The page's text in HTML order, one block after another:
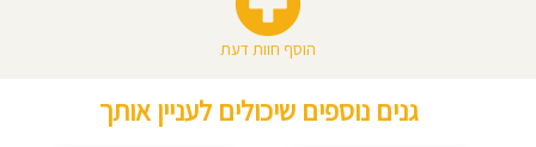
הוסף חוות דעת
גנים נוספים שיכולים לעניין אותך